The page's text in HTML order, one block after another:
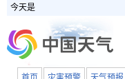
今天是